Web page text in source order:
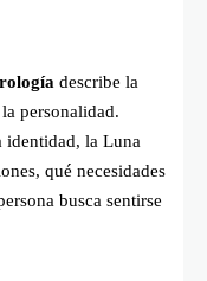
describe la
personalidad.
identidad, la Luna
qué necesidades
busca sentirse